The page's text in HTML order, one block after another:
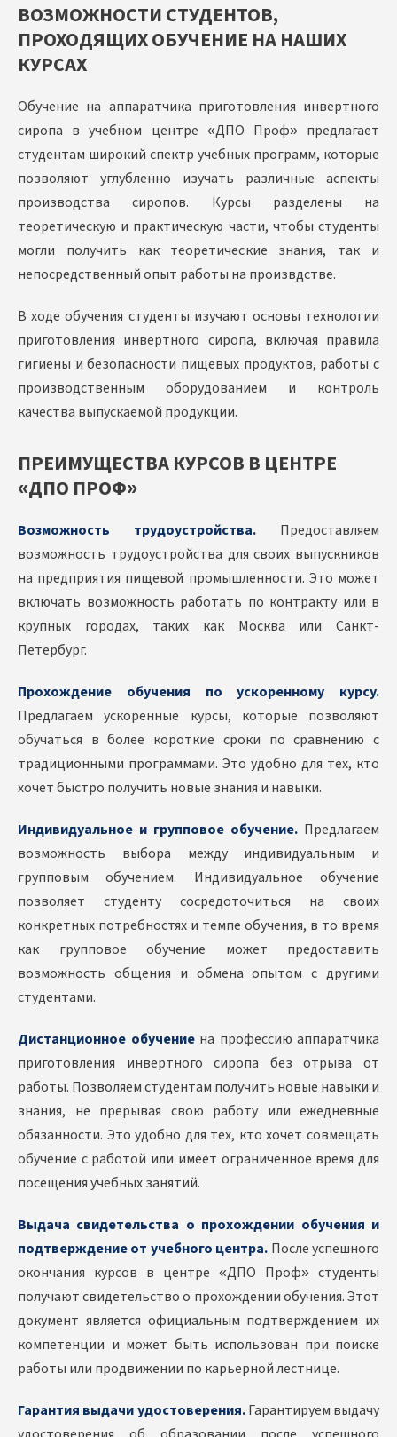
ВОЗМОЖНОСТИ СТУДЕНТОВ,
ПРОХОДЯЩИХ ОБУЧЕНИЕ НА НАШИХ
КУРСАХ
Обучение на аппаратчика приготовления инвертного
сиропа в учебном центре «ДПО Проф» предлагает
студентам широкий спектр учебных программ, которые
позволяют углубленно изучать различные аспекты
производства сиропов. Курсы разделены на
теоретическую и практическую части, чтобы студенты
могли получить как теоретические знания, так и
непосредственный опыт работы на произвдстве.
В ходе обучения студенты изучают основы технологии
приготовления инвертного сиропа, включая правила
гигиены и безопасности пищевых продуктов, работы с
производственным оборудованием и контроль
качества выпускаемой продукции.
ПРЕИМУЩЕСТВА КУРСОВ В ЦЕНТРЕ
«ДПО ПРОФ»
Возможность трудоустройства. Предоставляем
возможность трудоустройства для своих выпускников
на предприятия пищевой промышленности. Это может
включать возможность работать по контракту или в
крупных городах, таких как Москва или Санкт-
Петербург.
Прохождение обучения по ускоренному курсу.
Предлагаем ускоренные курсы, которые позволяют
обучаться в более короткие сроки по сравнению с
традиционными программами. Это удобно для тех, кто
хочет быстро получить новые знания и навыки.
Индивидуальное и групповое обучение. Предлагаем
возможность выбора между индивидуальным и
групповым обучением. Индивидуальное обучение
позволяет студенту сосредоточиться на своих
конкретных потребностях и темпе обучения, в то время
как групповое обучение может предоставить
возможность общения и обмена опытом с другими
студентами.
Дистанционное обучениена профессию аппаратчика
приготовления инвертного сиропа без отрыва от
работы. Позволяем студентам получить новые навыки и
знания, не прерывая свою работу или ежедневные
обязанности. Это удобно для тех, кто хочет совмещать
обучение с работой или имеет ограниченное время для
посещения учебных занятий.
Выдача свидетельства о прохождении обучения и
подтверждение от учебного центра. После успешного
окончания курсов в центре «ДПО Проф» студенты
получают свидетельство о прохождении обучения. Этот
документ является официальным подтверждением их
компетенции и может быть использован при поиске
работы или продвижении по карьерной лестнице.
Гарантия выдачи удостоверения.Гарантируем выдачу